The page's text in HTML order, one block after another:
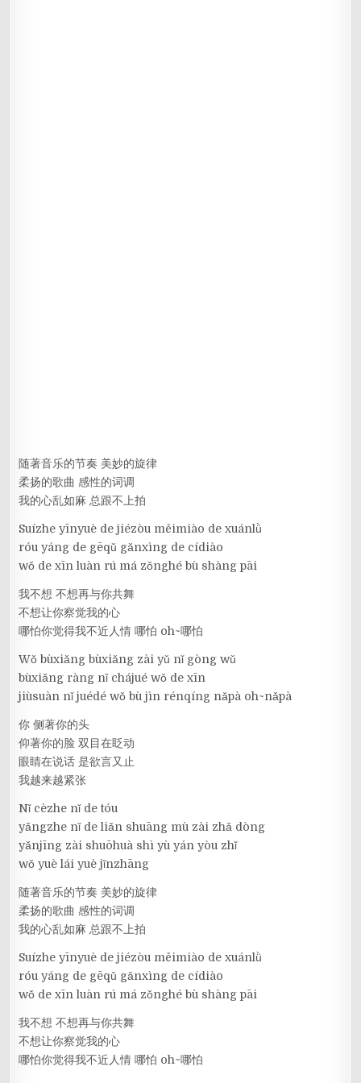
随著音乐的节奏 美妙的旋律
柔扬的歌曲 感性的词调
我的心乱如麻 总跟不上拍
Suízhe yīnyuè de jiézòu měimiào de xuánlǜ
róu yáng de gēqǔ gǎnxìng de cídiào
wǒ de xīn luàn rú má zǒnghé bù shàng pāi
我不想 不想再与你共舞
不想让你察觉我的心
哪怕你觉得我不近人情 哪怕 oh~哪怕
Wǒ bùxiǎng bùxiǎng zài yǔ nǐ gòng wǔ
bùxiǎng ràng nǐ chájué wǒ de xīn
jiùsuàn nǐ juédé wǒ bù jìn rénqíng nǎpà oh~nǎpà
你 侧著你的头
仰著你的脸 双目在眨动
眼睛在说话 是欲言又止
我越来越紧张
Nǐ cèzhe nǐ de tóu
yǎngzhe nǐ de liǎn shuāng mù zài zhǎ dòng
yǎnjīng zài shuōhuà shì yù yán yòu zhǐ
wǒ yuè lái yuè jǐnzhāng
随著音乐的节奏 美妙的旋律
柔扬的歌曲 感性的词调
我的心乱如麻 总跟不上拍
Suízhe yīnyuè de jiézòu měimiào de xuánlǜ
róu yáng de gēqǔ gǎnxìng de cídiào
wǒ de xīn luàn rú má zǒnghé bù shàng pāi
我不想 不想再与你共舞
不想让你察觉我的心
哪怕你觉得我不近人情 哪怕 oh~哪怕